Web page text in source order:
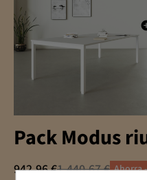
Pack Modus
942,96 €1.440,67 € Ahorra